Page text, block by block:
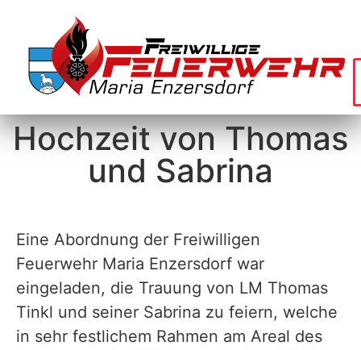
Hochzeit von Thomas
und Sabrina
Eine Abordnung der Freiwilligen
Feuerwehr Maria Enzersdorf war
eingeladen, die Trauung von LM Thomas
Tinkl und seiner Sabrina zu feiern, welche
in sehr festlichem Rahmen am Areal des